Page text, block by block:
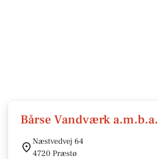
Bårse Vandværk a.m.b.a.
Næstvedvej 64
4720 Præstø